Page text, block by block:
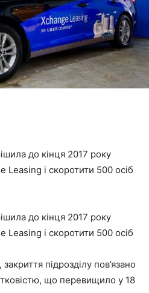
до кінця 2017 року
Leasing і скоротити 500 осіб
до кінця 2017 року
Leasing і скоротити 500 осіб
підрозділу пов’язано
що перевищило у 18